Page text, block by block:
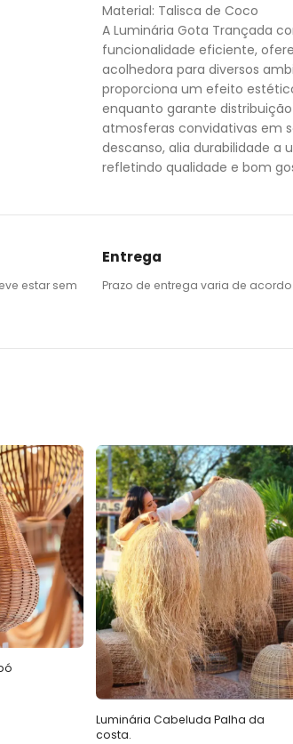
Material: Talisca de Coco
A Luminária Gota Trançada
funcionalidade eficiente,
acolhedora para diversos
proporciona um efeito
enquanto garante
atmosferas convidativas em
descanso, alia durabilidade a
refletindo qualidade e bom
estar sem
Entrega
Prazo de entrega varia de
Luminária Cabeluda Palha da
costa.